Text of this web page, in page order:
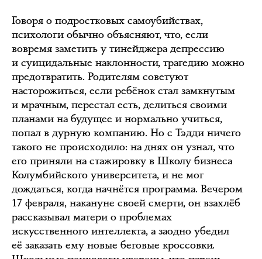
Говоря о подростковых самоубийствах,
психологи обычно объясняют, что, если
вовремя заметить у тинейджера депрессию
и суицидальные наклонности, трагедию можно
предотвратить. Родителям советуют
насторожиться, если ребёнок стал замкнутым
и мрачным, перестал есть, делиться своими
планами на будущее и нормально учиться,
попал в дурную компанию. Но с Тэдди ничего
такого не происходило: на днях он узнал, что
его приняли на стажировку в Школу бизнеса
Колумбийского университета, и не мог
дождаться, когда начнётся программа. Вечером
17 февраля, накануне своей смерти, он взахлёб
рассказывал матери о проблемах
искусственного интеллекта, а заодно убедил
её заказать ему новые беговые кроссовки.